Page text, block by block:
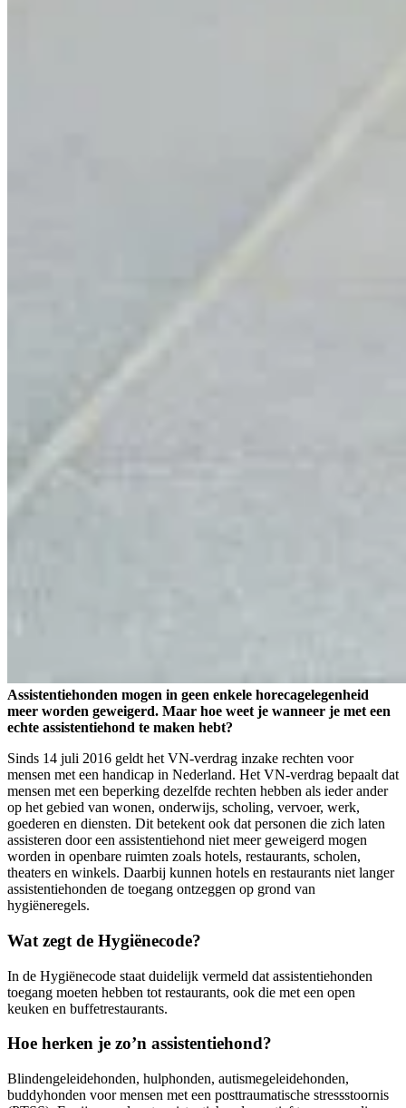
Assistentiehonden mogen in geen enkele horecagelegenheid
meer worden geweigerd. Maar hoe weet je wanneer je met een
echte assistentiehond te maken hebt?
Sinds 14 juli 2016 geldt het VN-verdrag inzake rechten voor
mensen met een handicap in Nederland. Het VN-verdrag bepaalt dat
mensen met een beperking dezelfde rechten hebben als ieder ander
op het gebied van wonen, onderwijs, scholing, vervoer, werk,
goederen en diensten. Dit betekent ook dat personen die zich laten
assisteren door een assistentiehond niet meer geweigerd mogen
worden in openbare ruimten zoals hotels, restaurants, scholen,
theaters en winkels. Daarbij kunnen hotels en restaurants niet langer
assistentiehonden de toegang ontzeggen op grond van
hygiëneregels.
Wat zegt de Hygiënecode?
In de Hygiënecode staat duidelijk vermeld dat assistentiehonden
toegang moeten hebben tot restaurants, ook die met een open
keuken en buffetrestaurants.
Hoe herken je zo’n assistentiehond?
Blindengeleidehonden, hulphonden, autismegeleidehonden,
buddyhonden voor mensen met een posttraumatische stressstoornis